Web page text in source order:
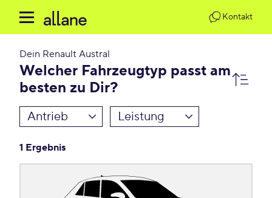
Kontakt
Dein Renault Austral
Welcher Fahrzeugtyp passt am
besten zu Dir?
Antrieb Leistung
1 Ergebnis